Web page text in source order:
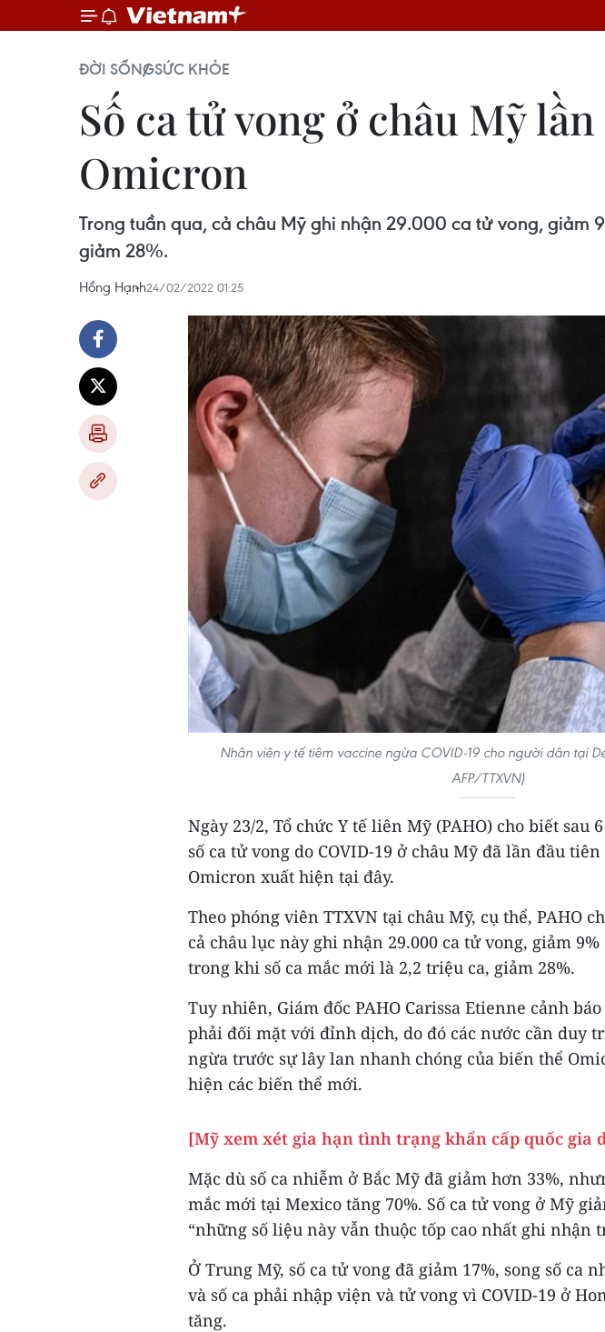
ĐỜI SỐNGSỨC KHỎE
Số ca tử vong ở châu Mỹ
Omicron
Trong tuần qua, cả châu Mỹ ghi nhận 29.000 ca tử vong, giảm
giảm 28%.
Hồng Hạnh24/02/2022 01:25
Nhân viên y tế tiêm vaccine ngừa COVID-19 cho người dân tại
AFP/TTXVN)
Ngày 23/2, Tổ chức Y tế liên Mỹ (PAHO) cho biết sau
số ca tử vong do COVID-19 ở châu Mỹ đã lần đầu
Omicron xuất hiện tại đây.
Theo phóng viên TTXVN tại châu Mỹ, cụ thể, PAHO
cả châu lục này ghi nhận 29.000 ca tử vong, giảm
trong khi số ca mắc mới là 2,2 triệu ca, giảm 28%.
Tuy nhiên, Giám đốc PAHO Carissa Etienne cảnh
phải đối mặt với đỉnh dịch, do đó các nước cần duy
ngừa trước sự lây lan nhanh chóng của biến thể
hiện các biến thể mới.
[Mỹ xem xét gia hạn tình trạng khẩn cấp quốc gia
Mặc dù số ca nhiễm ở Bắc Mỹ đã giảm hơn 33%,
mắc mới tại Mexico tăng 70%. Số ca tử vong ở Mỹ
“những số liệu này vẫn thuộc tốp cao nhất ghi nhận
Ở Trung Mỹ, số ca tử vong đã giảm 17%, song số ca
và số ca phải nhập viện và tử vong vì COVID-19 ở
tăng.